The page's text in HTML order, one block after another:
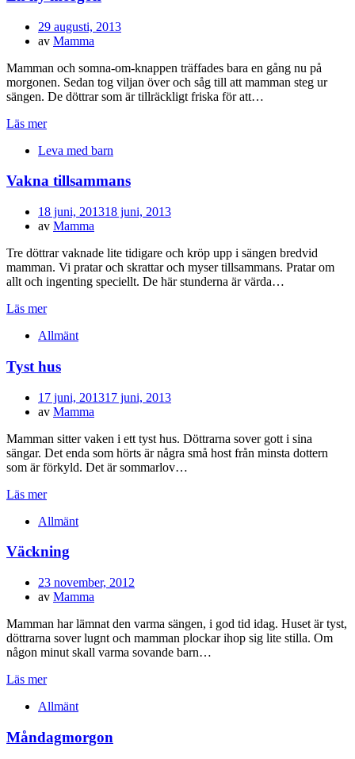
Publicerad
den
29 augusti, 2013
av Mamma
Mamman och somna-om-knappen träffades bara en gång nu på
morgonen. Sedan tog viljan över och såg till att mamman steg ur
sängen. De döttrar som är tillräckligt friska för att…
Läs mer
Leva med barn
Vakna tillsammans
Publicerad
den
18 juni, 201318 juni, 2013
av Mamma
Tre döttrar vaknade lite tidigare och kröp upp i sängen bredvid
mamman. Vi pratar och skrattar och myser tillsammans. Pratar om
allt och ingenting speciellt. De här stunderna är värda…
Läs mer
Allmänt
Tyst hus
Publicerad
den
17 juni, 201317 juni, 2013
av Mamma
Mamman sitter vaken i ett tyst hus. Döttrarna sover gott i sina
sängar. Det enda som hörts är några små host från minsta dottern
som är förkyld. Det är sommarlov…
Läs mer
Allmänt
Väckning
Publicerad
den
23 november, 2012
av Mamma
Mamman har lämnat den varma sängen, i god tid idag. Huset är tyst,
döttrarna sover lugnt och mamman plockar ihop sig lite stilla. Om
någon minut skall varma sovande barn…
Läs mer
Allmänt
Måndagmorgon